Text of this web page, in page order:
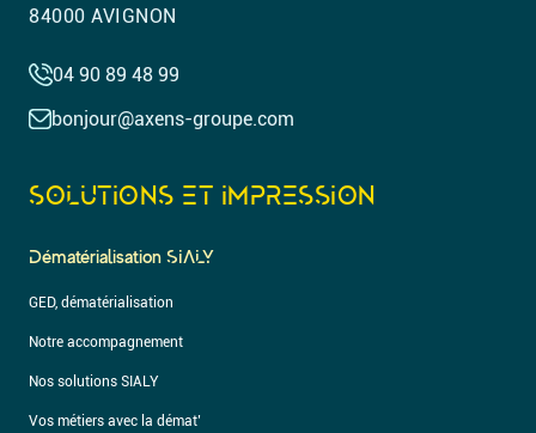
84000 AVIGNON
04 90 89 48 99
bonjour@axens-groupe.com
SOLUTIONS ET IMPRESSION
Dématérialisation SIALY
GED, dématérialisation
Notre accompagnement
Nos solutions SIALY
Vos métiers avec la démat’